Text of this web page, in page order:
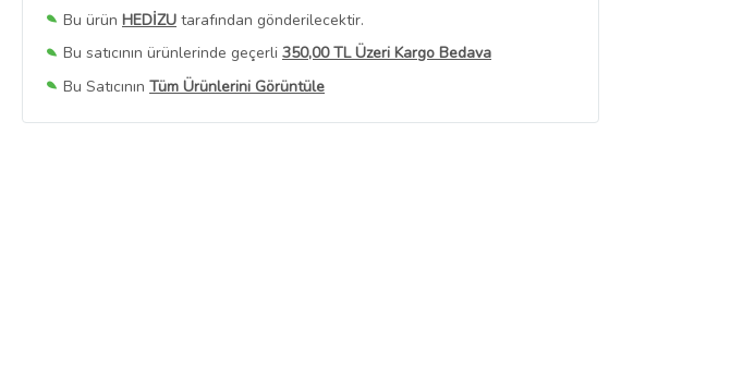
Bu ürün HEDİZU tarafından gönderilecektir.
Bu satıcının ürünlerinde geçerli 350,00 TL Üzeri Kargo Bedava
Bu Satıcının Tüm Ürünlerini Görüntüle
Ürün sayfasında gördüğünüz fiyat bilgileri, satıcı tarafından